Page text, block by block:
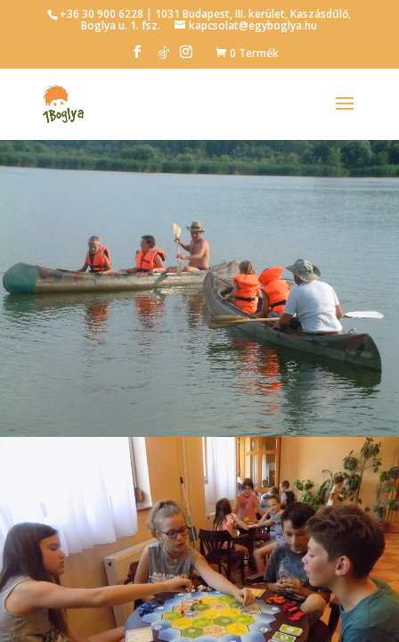
+36 30 900 6228 | 1031 Budapest, III. kerület, Kaszásdűlő,
Boglya u. 1. fsz.
kapcsolat@egyboglya.hu
0 Termék